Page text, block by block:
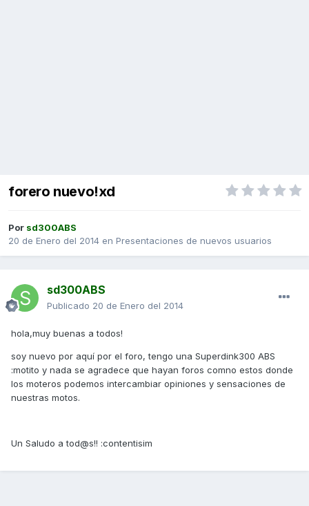
forero nuevo!xd
Por sd300ABS
20 de Enero del 2014 en Presentaciones de nuevos usuarios
sd300ABS
Publicado 20 de Enero del 2014
hola,muy buenas a todos!
soy nuevo por aquí por el foro, tengo una Superdink300 ABS
:motito y nada se agradece que hayan foros comno estos donde
los moteros podemos intercambiar opiniones y sensaciones de
nuestras motos.
Un Saludo a tod@s!! :contentisim